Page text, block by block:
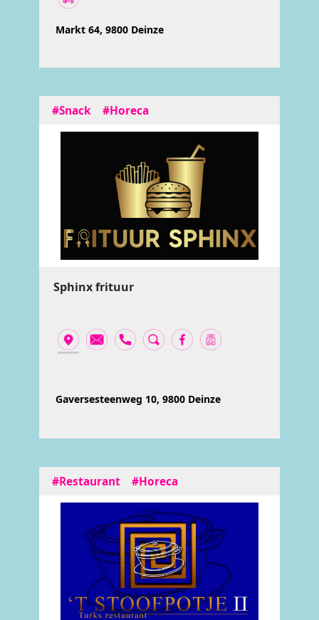
Markt 64, 9800 Deinze
#Snack #Horeca
Sphinx frituur
Gaversesteenweg 10, 9800 Deinze
#Restaurant #Horeca